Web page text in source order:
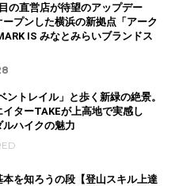
の直営店が待望のアップデー
ープンした横浜の新拠点「アーク
IS みなとみらいブランドス
ントレイル」と歩く新緑の絶景。
イターTAKEが上高地で実感し
ハイクの魅力
本を知ろうの段【登山スキル上達